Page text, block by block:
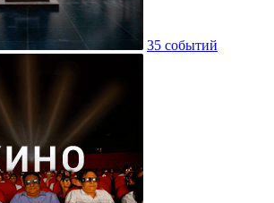
35 событий